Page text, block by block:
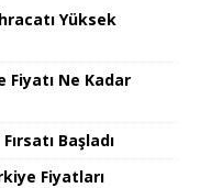
Yüksek
Ne Kadar
Başladı
Fiyatları